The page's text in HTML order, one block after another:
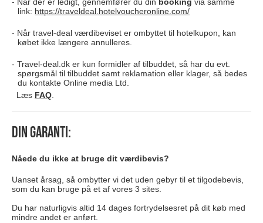
Når der er ledigt, gennemfører du din booking via samme
link: https://traveldeal.hotelvoucheronline.com/
Når travel-deal værdibeviset er ombyttet til hotelkupon, kan
købet ikke længere annulleres.
Travel-deal.dk er kun formidler af tilbuddet, så har du evt.
spørgsmål til tilbuddet samt reklamation eller klager, så bedes
du kontakte Online media Ltd.
Læs FAQ.
Din garanti:
Nåede du ikke at bruge dit værdibevis?
Uanset årsag, så ombytter vi det uden gebyr til et tilgodebevis,
som du kan bruge på et af vores 3 sites.
Du har naturligvis altid 14 dages fortrydelsesret på dit køb med
mindre andet er anført.